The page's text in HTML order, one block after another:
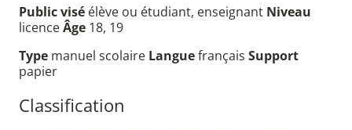
Public visé élève ou étudiant, enseignant Niveau
licenceÂge 18, 19
Type manuel scolaire Languefrançais Support
papier
Classification